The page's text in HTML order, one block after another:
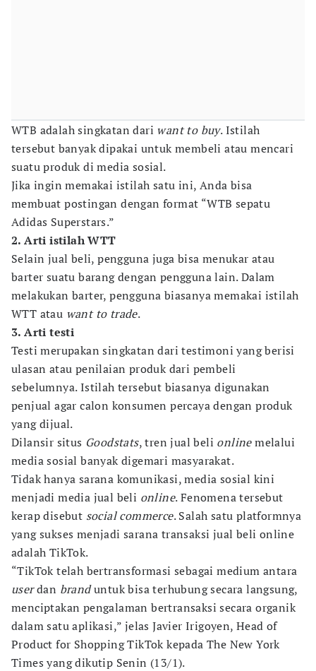
WTB adalah singkatan dari want to buy. Istilah
tersebut banyak dipakai untuk membeli atau mencari
suatu produk di media sosial.
Jika ingin memakai istilah satu ini, Anda bisa
membuat postingan dengan format “WTB sepatu
Adidas Superstars.”
2. Arti istilah WTT
Selain jual beli, pengguna juga bisa menukar atau
barter suatu barang dengan pengguna lain. Dalam
melakukan barter, pengguna biasanya memakai istilah
WTT atau want to trade.
3. Arti testi
Testi merupakan singkatan dari testimoni yang berisi
ulasan atau penilaian produk dari pembeli
sebelumnya. Istilah tersebut biasanya digunakan
penjual agar calon konsumen percaya dengan produk
yang dijual.
Dilansir situs Goodstats, tren jual beli onlinemelalui
media sosial banyak digemari masyarakat.
Tidak hanya sarana komunikasi, media sosial kini
menjadi media jual beli online. Fenomena tersebut
kerap disebut social commerce. Salah satu platformnya
yang sukses menjadi sarana transaksi jual beli online
adalah TikTok.
“TikTok telah bertransformasi sebagai medium antara
userdan branduntuk bisa terhubung secara langsung,
menciptakan pengalaman bertransaksi secara organik
dalam satu aplikasi,” jelas Javier Irigoyen, Head of
Product for Shopping TikTok kepada The New York
Times yang dikutip Senin (13/1).